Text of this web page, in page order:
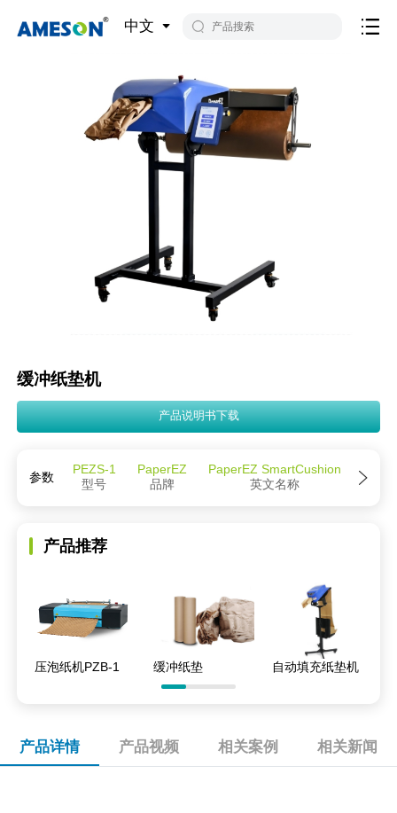
中文
缓冲纸垫机
产品说明书下载
参数
PEZS-1
型号
PaperEZ
品牌
PaperEZ SmartCushion
英文名称
产品推荐
压泡纸机PZB-1 缓冲纸垫 自动填充纸垫机
产品详情 产品视频 相关案例 相关新闻